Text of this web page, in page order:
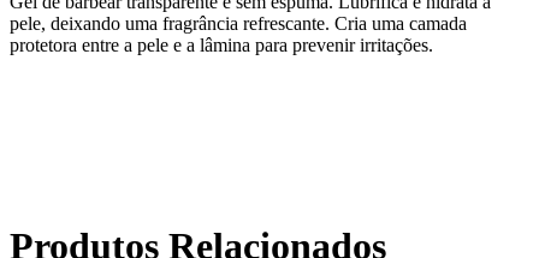
pele, deixando uma fragrância refrescante. Cria uma camada
protetora entre a pele e a lâmina para prevenir irritações.
Produtos Relacionados